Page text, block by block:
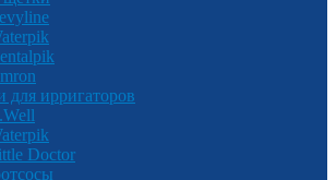
для ирригаторов
Doctor